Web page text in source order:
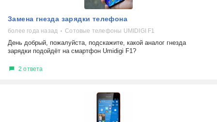
Замена гнезда зарядки телефона
более года назад Сотовые телефоны UMIDIGI F1
День добрый, пожалуйста, подскажите, какой аналог гнезда
зарядки подойдёт на смартфон Umidigi F1?
2 ответа